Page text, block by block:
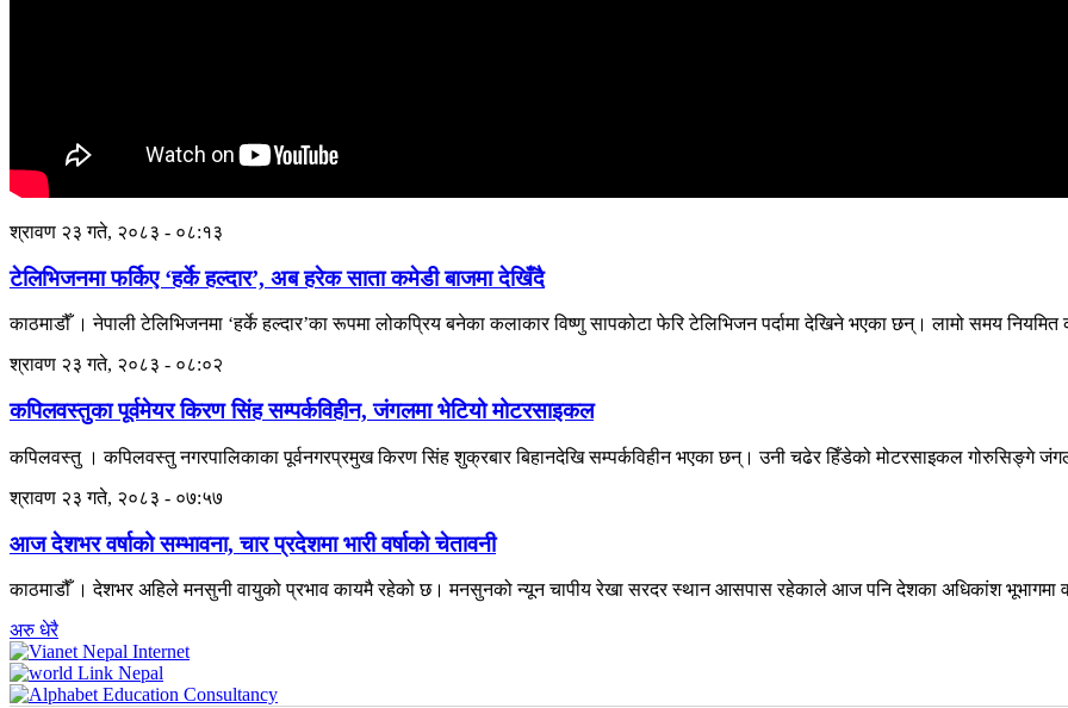
श्रावण २३ गते, २०८३ - ०८:१३
टेलिभिजनमा फर्किए ‘हर्के हल्दार’, अब हरेक साता कमेडी बाजमा देखिँदै
काठमाडौँ । नेपाली टेलिभिजनमा ‘हर्के हल्दार’का रूपमा लोकप्रिय बनेका कलाकार विष्णु सापकोटा फेरि टेलिभिजन पर्दामा देखिने भएका छन्। लामो समय नियमित
श्रावण २३ गते, २०८३ - ०८:०२
कपिलवस्तुका पूर्वमेयर किरण सिंह सम्पर्कविहीन, जंगलमा भेटियो मोटरसाइकल
कपिलवस्तु । कपिलवस्तु नगरपालिकाका पूर्वनगरप्रमुख किरण सिंह शुक्रबार बिहानदेखि सम्पर्कविहीन भएका छन्। उनी चढेर हिँडेको मोटरसाइकल गोरुसिङ्गे
श्रावण २३ गते, २०८३ - ०७:५७
आज देशभर वर्षाको सम्भावना, चार प्रदेशमा भारी वर्षाको चेतावनी
काठमाडौँ । देशभर अहिले मनसुनी वायुको प्रभाव कायमै रहेको छ। मनसुनको न्यून चापीय रेखा सरदर स्थान आसपास रहेकाले आज पनि देशका अधिकांश भूभागमा
अरु धेरै